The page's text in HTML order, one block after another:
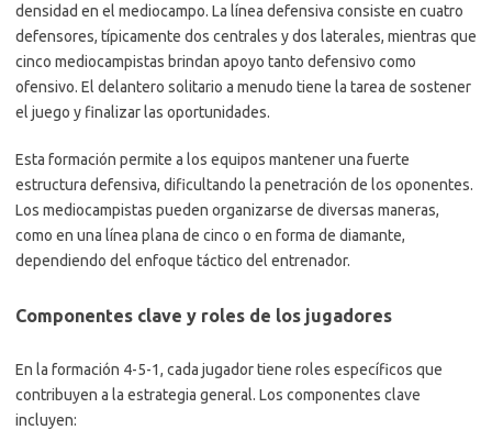
densidad en el mediocampo. La línea defensiva consiste en cuatro
defensores, típicamente dos centrales y dos laterales, mientras que
cinco mediocampistas brindan apoyo tanto defensivo como
ofensivo. El delantero solitario a menudo tiene la tarea de sostener
el juego y finalizar las oportunidades.
Esta formación permite a los equipos mantener una fuerte
estructura defensiva, dificultando la penetración de los oponentes.
Los mediocampistas pueden organizarse de diversas maneras,
como en una línea plana de cinco o en forma de diamante,
dependiendo del enfoque táctico del entrenador.
Componentes clave y roles de los jugadores
En la formación 4-5-1, cada jugador tiene roles específicos que
contribuyen a la estrategia general. Los componentes clave
incluyen: